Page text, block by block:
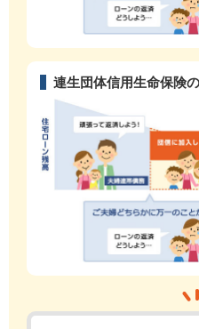
連生団体信用生命保険